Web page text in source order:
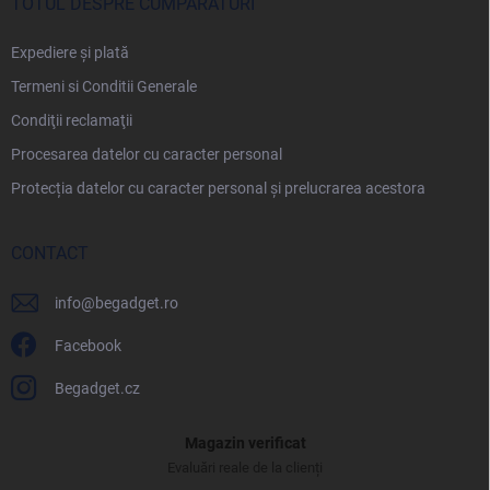
Expediere și plată
Termeni si Conditii Generale
Condiţii reclamaţii
Procesarea datelor cu caracter personal
Protecția datelor cu caracter personal și prelucrarea acestora
CONTACT
info@begadget.ro
Facebook
Begadget.cz
Magazin verificat